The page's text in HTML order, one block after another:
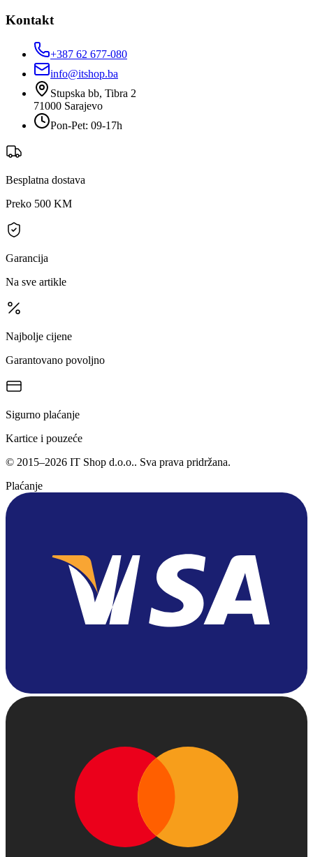
Kontakt
+387 62 677-080
info@itshop.ba
Stupska bb, Tibra 2
71000 Sarajevo
Pon-Pet: 09-17h
Besplatna dostava
Preko 500 KM
Garancija
Na sve artikle
Najbolje cijene
Garantovano povoljno
Sigurno plaćanje
Kartice i pouzeće
© 2015–2026 IT Shop d.o.o.. Sva prava pridržana.
Plaćanje